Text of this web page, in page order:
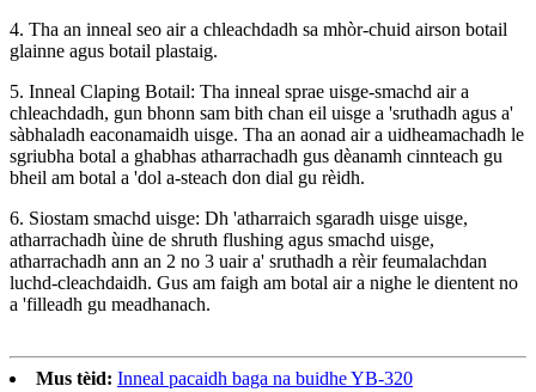
4. Tha an inneal seo air a chleachdadh sa mhòr-chuid airson botail
glainne agus botail plastaig.
5. Inneal Claping Botail: Tha inneal sprae uisge-smachd air a
chleachdadh, gun bhonn sam bith chan eil uisge a 'sruthadh agus a'
sàbhaladh eaconamaidh uisge. Tha an aonad air a uidheamachadh le
sgriubha botal a ghabhas atharrachadh gus dèanamh cinnteach gu
bheil am botal a 'dol a-steach don dial gu rèidh.
6. Siostam smachd uisge: Dh 'atharraich sgaradh uisge uisge,
atharrachadh ùine de shruth flushing agus smachd uisge,
atharrachadh ann an 2 no 3 uair a' sruthadh a rèir feumalachdan
luchd-cleachdaidh. Gus am faigh am botal air a nighe le dientent no
a 'filleadh gu meadhanach.
Mus tèid: Inneal pacaidh baga na buidhe YB-320